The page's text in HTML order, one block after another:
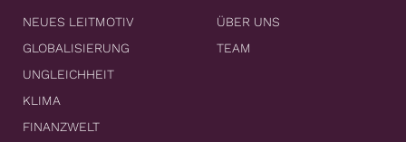
NEUES LEITMOTIV
GLOBALISIERUNG
UNGLEICHHEIT
KLIMA
FINANZWELT
ÜBER UNS
TEAM